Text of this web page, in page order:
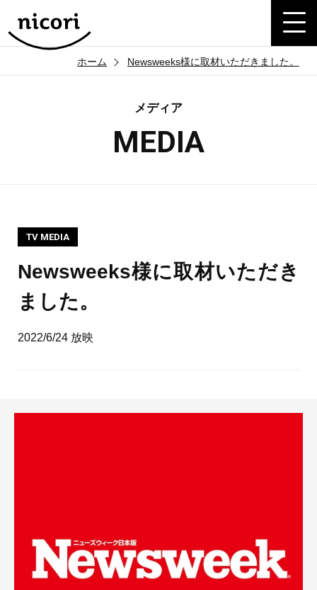
ホーム Newsweeks様に取材いただきました。
メディア
MEDIA
TV MEDIA
Newsweeks様に取材いただき
ました。
2022/6/24 放映